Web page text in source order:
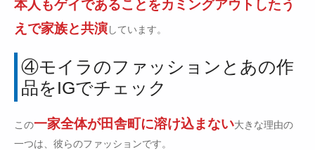
本人もゲイであることをカミングアウトしたう
えで家族と共演しています。
④モイラのファッションとあの作
品をIGでチェック
この一家全体が田舎町に溶け込まない大きな理由の
一つは、彼らのファッションです。